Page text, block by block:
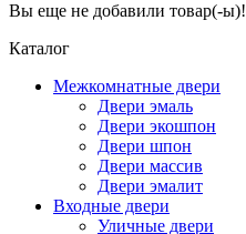
Вы еще не добавили товар(-ы)!
Каталог
Межкомнатные двери
Двери эмаль
Двери экошпон
Двери шпон
Двери массив
Двери эмалит
Входные двери
Уличные двери